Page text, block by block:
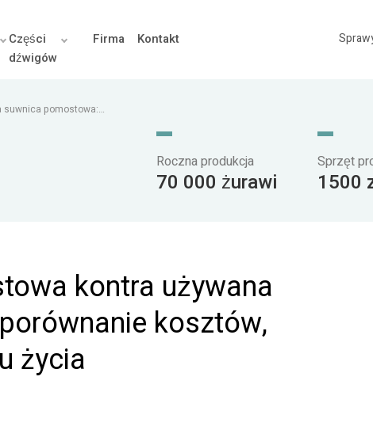
Części
dźwigów
Firma Kontakt
suwnica pomostowa:
Roczna produkcja
70 000 żurawi
Sprzęt
1500
kontra używana
kosztów,
życia